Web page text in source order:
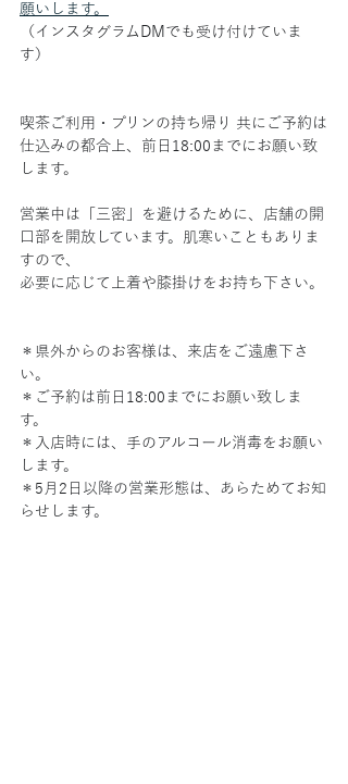
願いします。
（インスタグラムDMでも受け付けていま
す）
喫茶ご利用・プリンの持ち帰り 共にご予約は
仕込みの都合上、前日18:00までにお願い致
します。
営業中は「三密」を避けるために、店舗の開
口部を開放しています。肌寒いこともありま
すので、
必要に応じて上着や膝掛けをお持ち下さい。
＊県外からのお客様は、来店をご遠慮下さ
い。
＊ご予約は前日18:00までにお願い致しま
す。
＊入店時には、手のアルコール消毒をお願い
します。
＊5月2日以降の営業形態は、あらためてお知
らせします。